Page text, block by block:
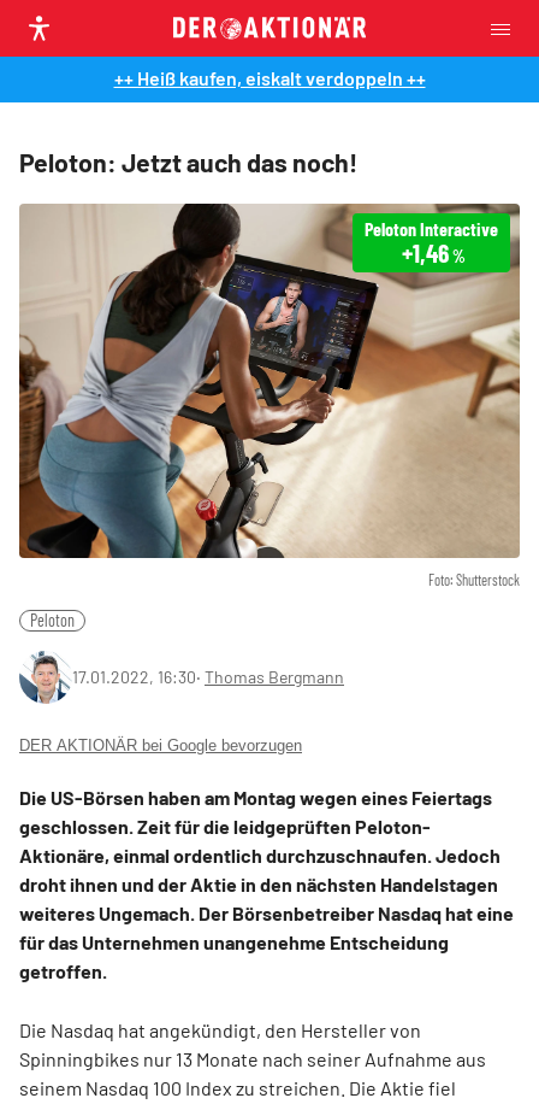
++ Heiß kaufen, eiskalt verdoppeln ++
Peloton: Jetzt auch das noch!
Foto: Shutterstock
Peloton Interactive
+1,46%
Peloton
17.01.2022, 16:30‧ Thomas Bergmann
DER AKTIONÄR bei Google bevorzugen
Die US-Börsen haben am Montag wegen eines Feiertags
geschlossen. Zeit für die leidgeprüften Peloton-
Aktionäre, einmal ordentlich durchzuschnaufen. Jedoch
droht ihnen und der Aktie in den nächsten Handelstagen
weiteres Ungemach. Der Börsenbetreiber Nasdaq hat eine
für das Unternehmen unangenehme Entscheidung
getroffen.
Die Nasdaq hat angekündigt, den Hersteller von
Spinningbikes nur 13 Monate nach seiner Aufnahme aus
seinem Nasdaq 100 Index zu streichen. Die Aktie fiel